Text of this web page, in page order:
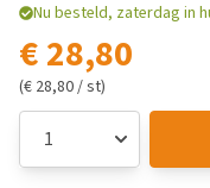
Nu besteld, zaterdag in
€ 28,80
(€ 28,80 / st)